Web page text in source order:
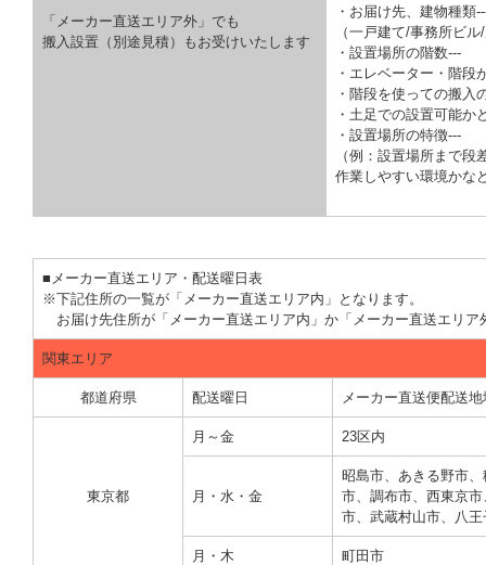
「メーカー直送エリア外」でも
搬入設置（別途見積）もお受けいたします
・お届け先、建物種類
（一戸建て/事務所ビ
・設置場所の階数---
・エレベーター・階段
・階段を使っての搬入
・土足での設置可能か
・設置場所の特徴---
（例：設置場所まで段
作業しやすい環境かな
■メーカー直送エリア・配送曜日表
※下記住所の一覧が「メーカー直送エリア内」となります。
お届け先住所が「メーカー直送エリア内」か「メーカー直送エリア
関東エリア
都道府県 配送曜日 メーカー直送便配送地
東京都
月～金 23区内
月・水・金
昭島市、あきる野市
市、調布市、西東京
市、武蔵村山市、八
月・木 町田市